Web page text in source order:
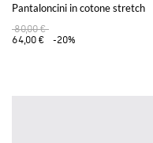
Pantaloncini in cotone stretch
80,00 €
64,00 €
-20%